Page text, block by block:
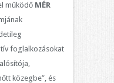
működő MÉR
foglalkozásokat
közegbe”, és